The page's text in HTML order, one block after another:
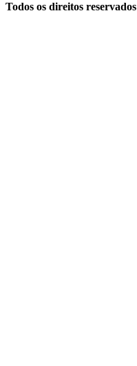
Todos os direitos reservados